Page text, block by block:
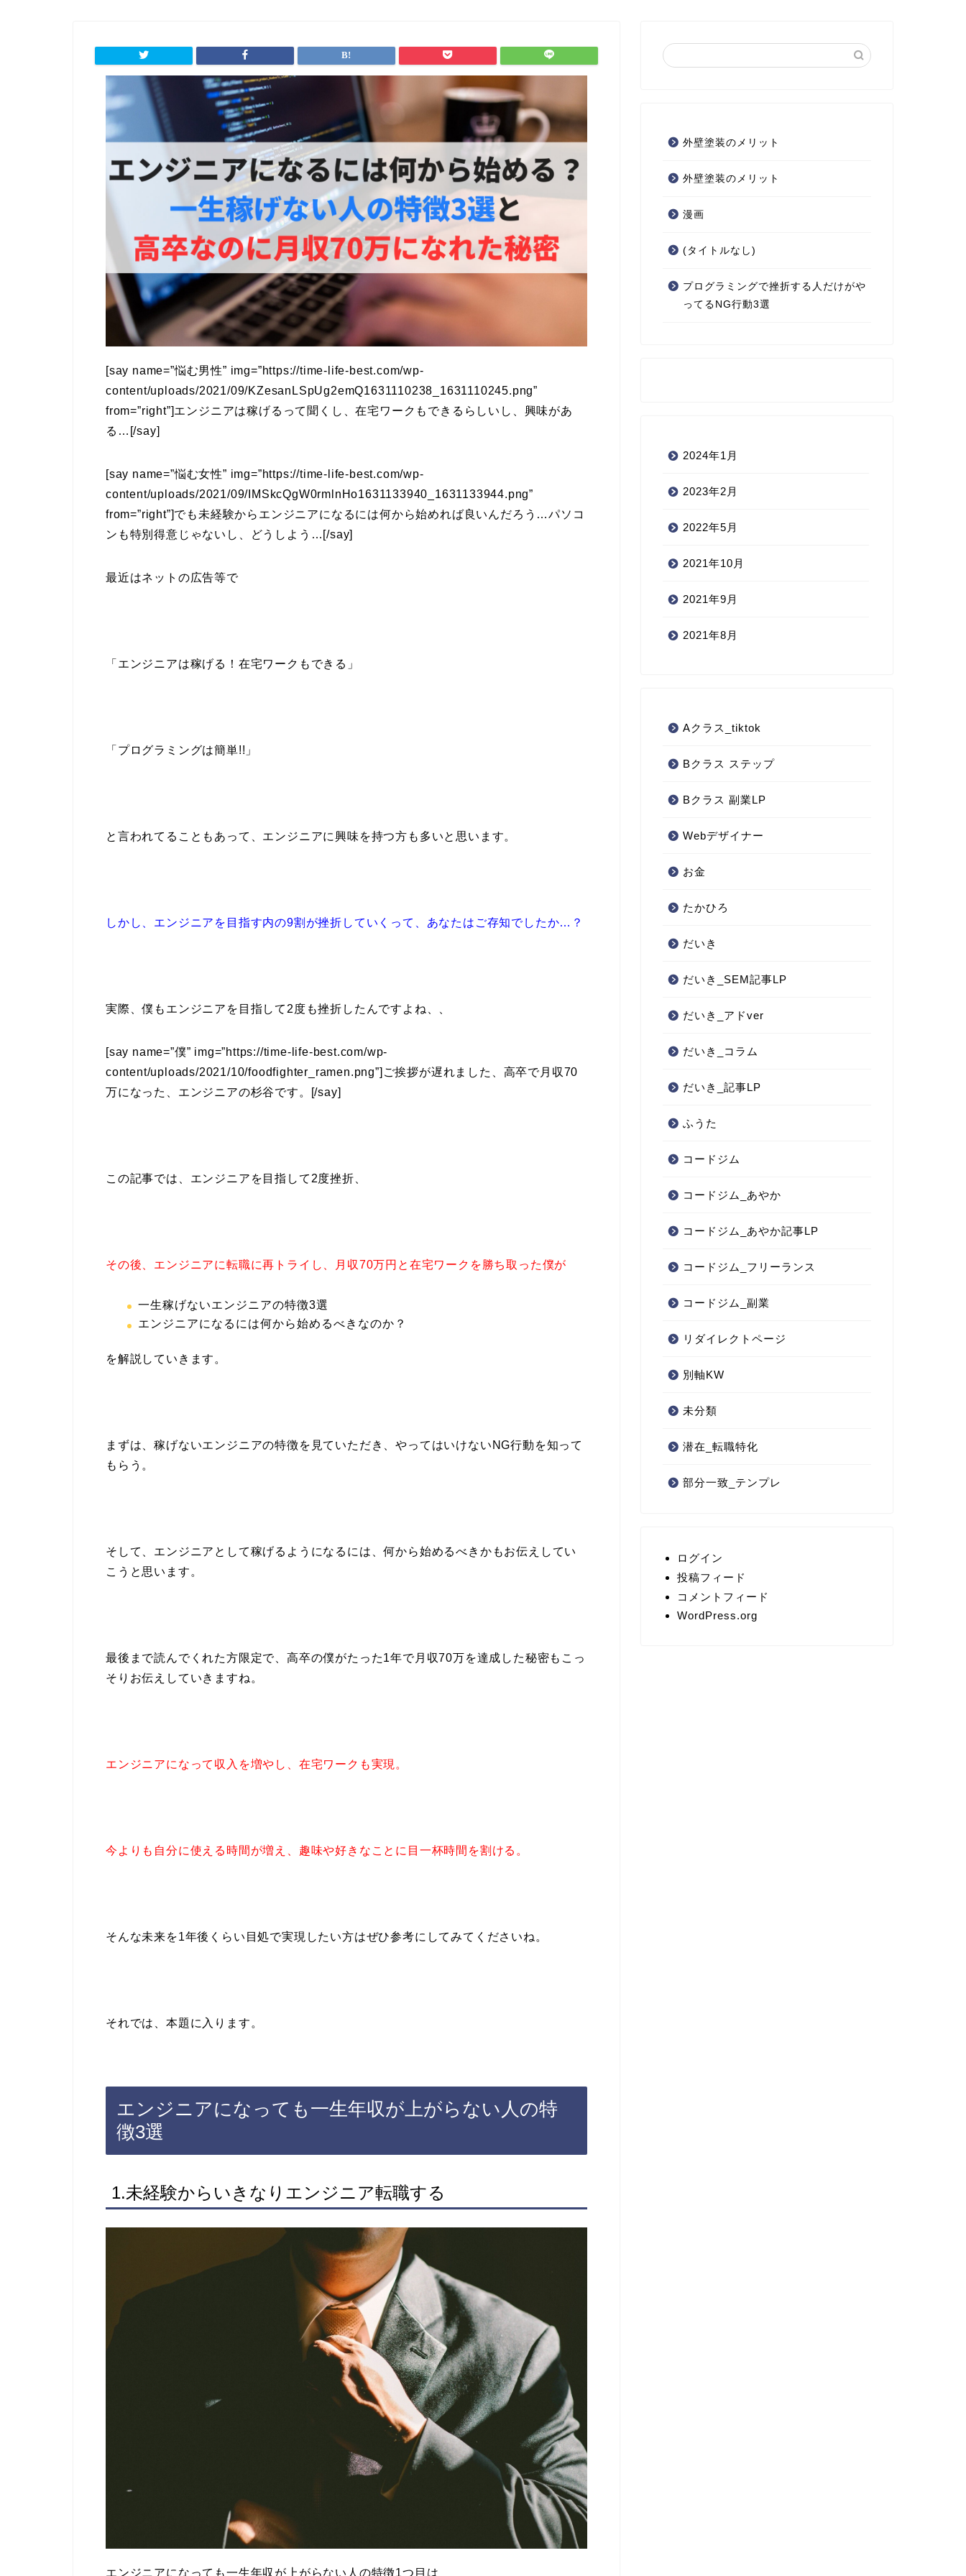
[say name=”悩む男性” img=”https://time-life-best.com/wp-
content/uploads/2021/09/KZesanLSpUg2emQ1631110238_1631110245.png”
from=”right”]エンジニアは稼げるって聞くし、在宅ワークもできるらしいし、興味があ
る… [/say]
[say name=”悩む女性” img=”https://time-life-best.com/wp-
content/uploads/2021/09/IMSkcQgW0rmlnHo1631133940_1631133944.png”
from=”right”]でも未経験からエンジニアになるには何から始めれば良いんだろう…パソコ
ンも特別得意じゃないし、どうしよう… [/say]
最近はネットの広告等で
「エンジニアは稼げる！在宅ワークもできる」
「プログラミングは簡単!!」
と言われてることもあって、エンジニアに興味を持つ方も多いと思います。
しかし、エンジニアを目指す内の9割が挫折していくって、 あなたはご存知でしたか…？
実際、僕もエンジニアを目指して2度も挫折したんですよね、、
[say name=”僕” img=”https://time-life-best.com/wp-
content/uploads/2021/10/foodfighter_ramen.png”]ご挨拶が遅れました、高卒で月収70
万になった、エンジニアの杉谷です。[/say]
この記事では、エンジニアを目指して2度挫折、
その後、エンジニアに転職に再トライし、 月収70万円と在宅ワークを勝ち取った僕が
一生稼げないエンジニアの特徴3選
エンジニアになるには何から始めるべきなのか？
を解説していきます。
まずは、稼げないエンジニアの特徴を見ていただき、やってはいけないNG行動を知って
もらう。
そして、エンジニアとして稼げるようになるには、何から始めるべきかもお伝えしてい
こうと思います。
最後まで読んでくれた方限定で、高卒の僕がたった1年で月収70万を達成した秘密もこっ
そりお伝えしていきますね。
エンジニアになって収入を増やし、 在宅ワークも実現。
今よりも自分に使える時間が増え、 趣味や好きなことに目一杯時間を割ける。
そんな未来を1年後くらい目処で実現したい方はぜひ参考にしてみてくださいね。
それでは、本題に入ります。
エンジニアになっても一生年収が上がらない人の特
徴3選
1.未経験からいきなりエンジニア転職する
エンジニアになっても一生年収が上がらない人の特徴1つ目は
外壁塗装のメリット
外壁塗装のメリット
漫画
(タイトルなし)
プログラミングで挫折する人だけがや
ってるNG行動3選
2024年1月
2023年2月
2022年5月
2021年10月
2021年9月
2021年8月
Aクラス_tiktok
Bクラス ステップ
Bクラス 副業LP
Webデザイナー
お金
たかひろ
だいき
だいき_SEM記事LP
だいき_アドver
だいき_コラム
だいき_記事LP
ふうた
コードジム
コードジム_あやか
コードジム_あやか記事LP
コードジム_フリーランス
コードジム_副業
リダイレクトページ
別軸KW
未分類
潜在_転職特化
部分一致_テンプレ
ログイン
投稿フィード
コメントフィード
WordPress.org